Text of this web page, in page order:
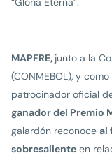
MAPFRE, junto a la
(CONMEBOL), y como
patrocinador oficial
ganador del Premio
galardón reconoce al
sobresaliente en